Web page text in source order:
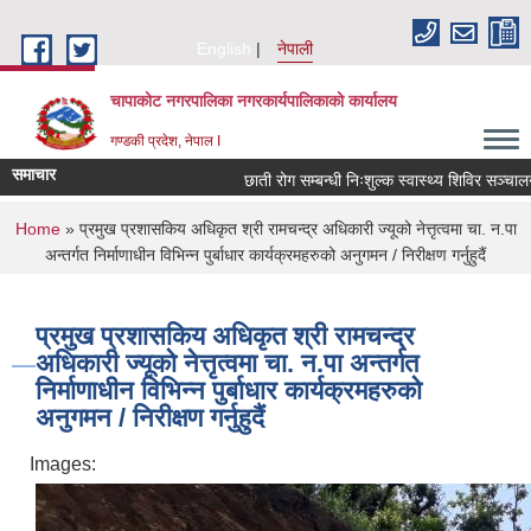
English
नेपाली
चापाकोट नगरपालिका नगरकार्यपालिकाको कार्यालय
गण्डकी प्रदेश, नेपाल I
समाचार छाती रोग सम्बन्धी निःशुल्क स्वास्थ्य शिविर सञ्चालन
You are here
Home» प्रमुख प्रशासकिय अधिकृत श्री रामचन्द्र अधिकारी ज्यूको नेत्तृत्वमा चा. न.पा
अन्तर्गत निर्माणाधीन विभिन्न पुर्बाधार कार्यक्रमहरुको अनुगमन / निरीक्षण गर्नुहुदैं
प्रमुख प्रशासकिय अधिकृत श्री रामचन्द्र
अधिकारी ज्यूको नेत्तृत्वमा चा. न.पा अन्तर्गत
निर्माणाधीन विभिन्न पुर्बाधार कार्यक्रमहरुको
अनुगमन / निरीक्षण गर्नुहुदैं
Images: